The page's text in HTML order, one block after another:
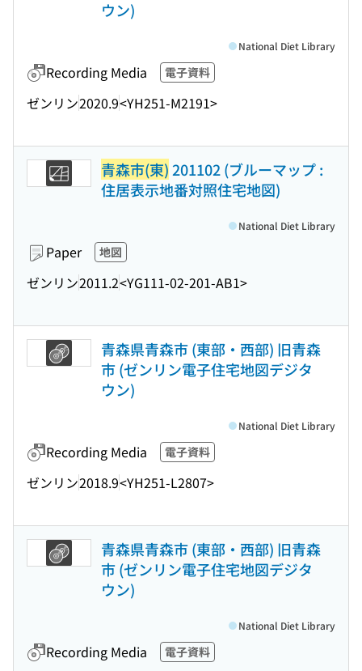
ウン)
Recording Media 電子資料
ゼンリン2020.9<YH251-M2191>
National Diet Library
青森市(東)201102 (ブルーマップ :
住居表示地番対照住宅地図)
Paper 地図
ゼンリン2011.2<YG111-02-201-AB1>
National Diet Library
青森県青森市 (東部・西部) 旧青森
市 (ゼンリン電子住宅地図デジタ
ウン)
Recording Media 電子資料
ゼンリン2018.9<YH251-L2807>
National Diet Library
青森県青森市 (東部・西部) 旧青森
市 (ゼンリン電子住宅地図デジタ
ウン)
Recording Media 電子資料
National Diet Library